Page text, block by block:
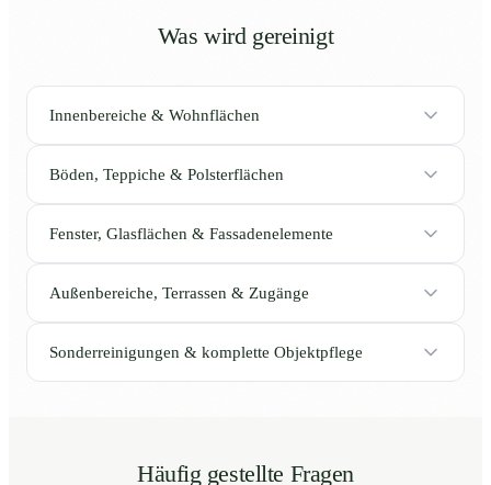
Was wird gereinigt
Innenbereiche & Wohnflächen
Böden, Teppiche & Polsterflächen
Fenster, Glasflächen & Fassadenelemente
Außenbereiche, Terrassen & Zugänge
Sonderreinigungen & komplette Objektpflege
Häufig gestellte Fragen